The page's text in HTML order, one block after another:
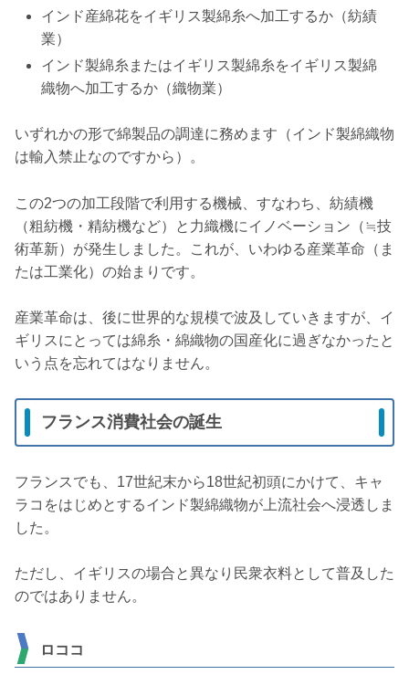
インド産綿花をイギリス製綿糸へ加工するか（紡績
業）
インド製綿糸またはイギリス製綿糸をイギリス製綿
織物へ加工するか（織物業）
いずれかの形で綿製品の調達に務めます（インド製綿織物
は輸入禁止なのですから）。
この2つの加工段階で利用する機械、すなわち、紡績機
（粗紡機・精紡機など）と力織機にイノベーション（≒技
術革新）が発生しました。これが、いわゆる産業革命（ま
たは工業化）の始まりです。
産業革命は、後に世界的な規模で波及していきますが、イ
ギリスにとっては綿糸・綿織物の国産化に過ぎなかったと
いう点を忘れてはなりません。
フランス消費社会の誕生
フランスでも、17世紀末から18世紀初頭にかけて、キャ
ラコをはじめとするインド製綿織物が上流社会へ浸透しま
した。
ただし、イギリスの場合と異なり民衆衣料として普及した
のではありません。
ロココ